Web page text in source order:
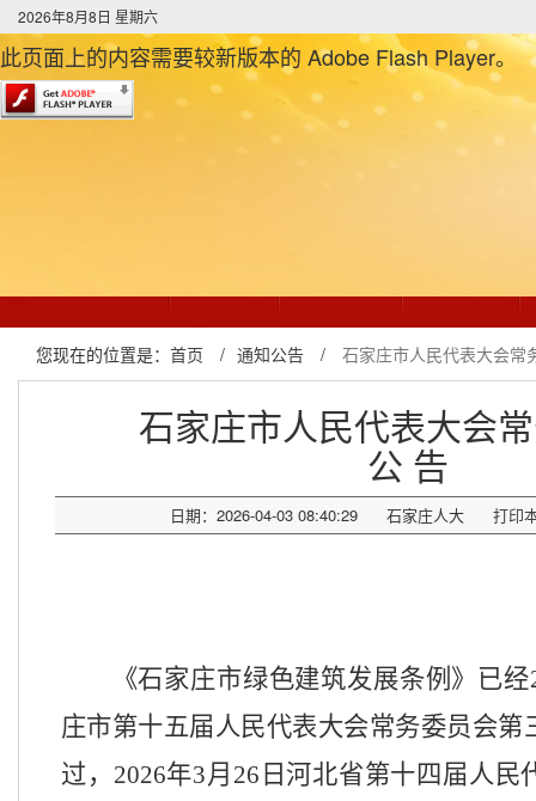
2026年8月8日 星期六
此页面上的内容需要较新版本的 Adobe Flash Player。
您现在的位置是： 首页 / 通知公告 / 石家庄市人民代表大会常
石家庄市人民代表大会
公 告
日期：2026-04-03 08:40:29 石家庄人大 打印
《石家庄市绿色建筑发展条例》已经
庄市第十五届人民代表大会常务委员会第
过，2026年3月26日河北省第十四届人民